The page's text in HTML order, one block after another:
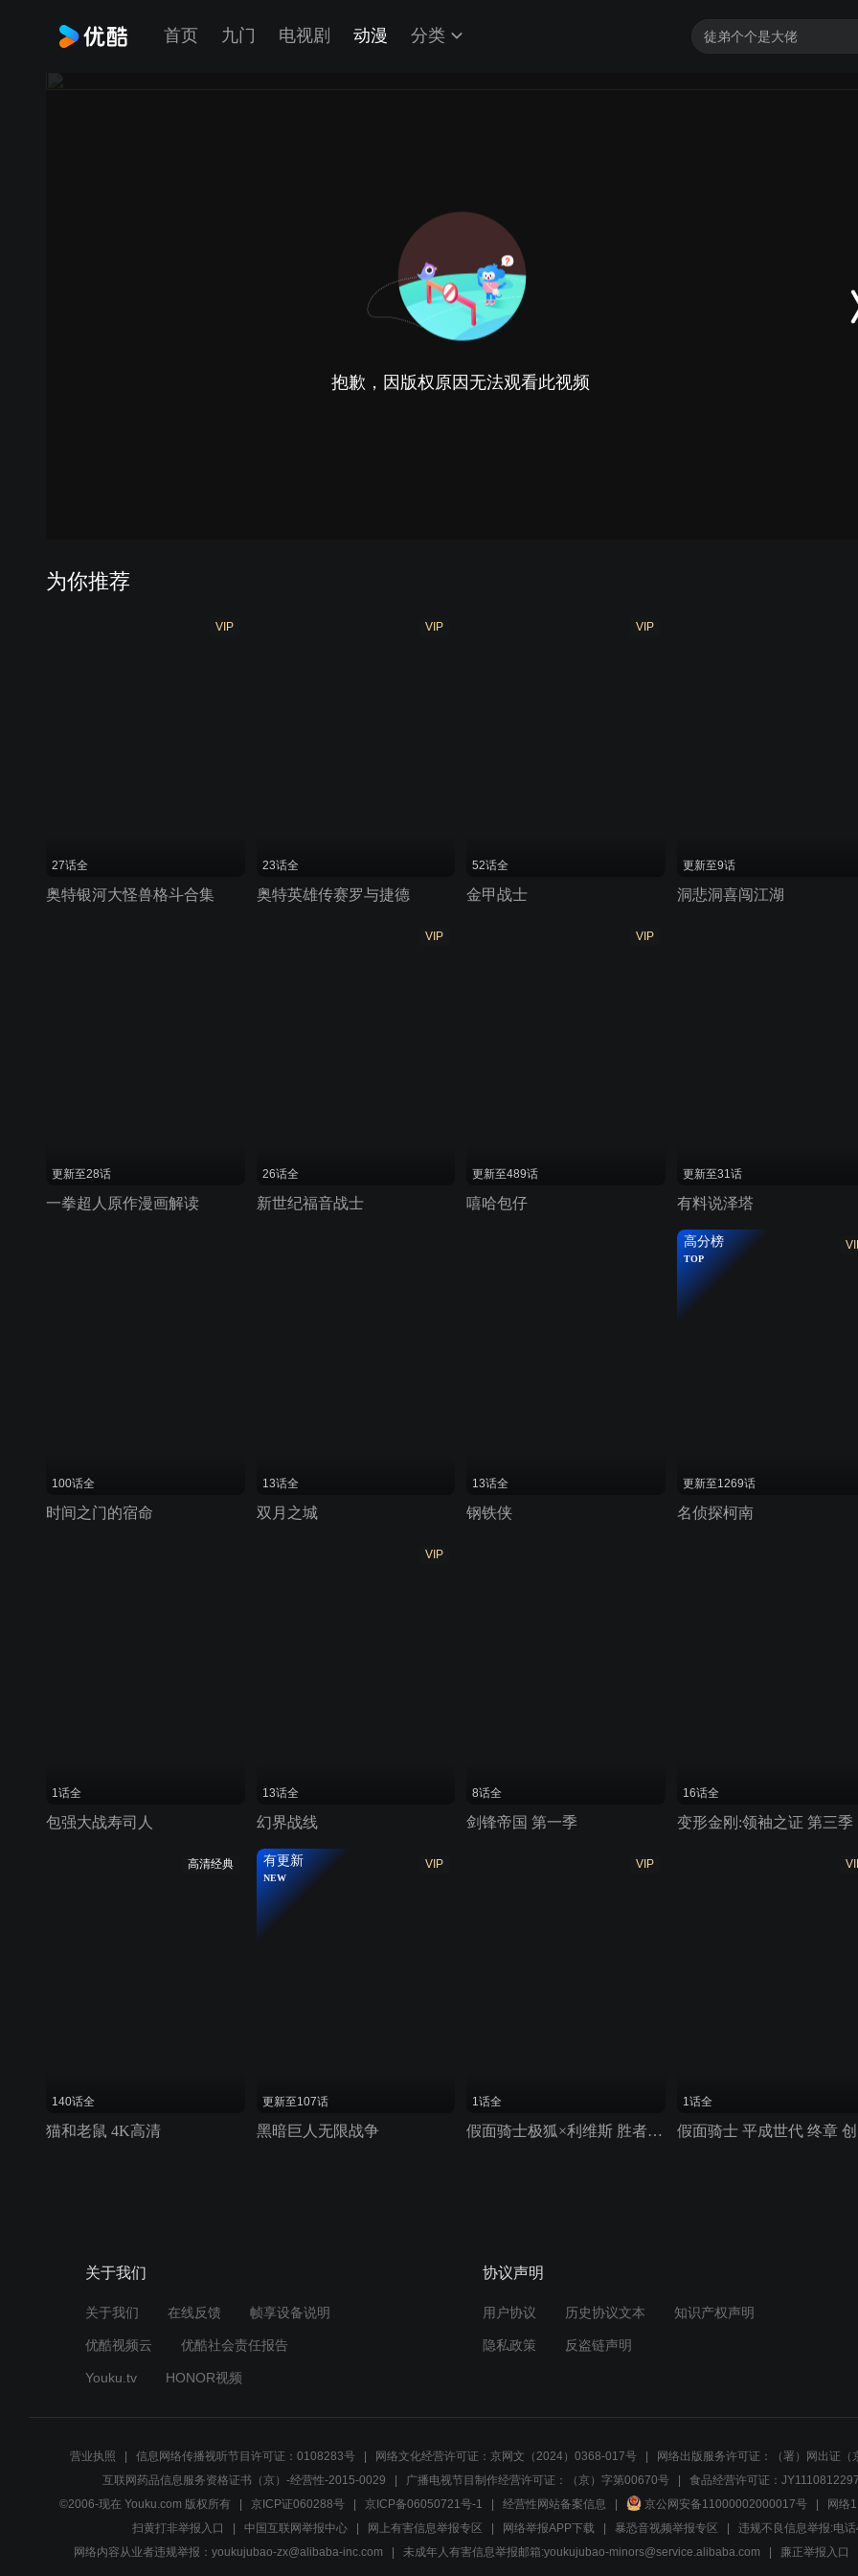
首页 九门 电视剧 动漫 分类
抱歉，因版权原因无法观看此视频
为你推荐
VIP
27话全
奥特银河大怪兽格斗合集
VIP
23话全
奥特英雄传赛罗与捷德
VIP
52话全
金甲战士
更新至9话
洞悲洞喜闯江湖
更新至28话
一拳超人原作漫画解读
VIP
26话全
新世纪福音战士
VIP
更新至489话
嘻哈包仔
更新至31话
有料说泽塔
100话全
时间之门的宿命
13话全
双月之城
13话全
钢铁侠
高分榜
TOP
更新至1269话
名侦探柯南
1话全
包强大战寿司人
VIP
13话全
幻界战线
8话全
剑锋帝国 第一季
16话全
变形金刚:领袖之证 第三季
高清经典
140话全
猫和老鼠 4K高清
VIP
有更新
NEW
更新至107话
黑暗巨人无限战争
VIP
1话全
假面骑士极狐×利维斯 胜者为王
1话全
关于我们
关于我们 在线反馈 帧享设备说明
优酷视频云 优酷社会责任报告
Youku.tv HONOR视频
协议声明
用户协议 历史协议文本 知识产权声明
隐私政策 反盗链声明
营业执照 信息网络传播视听节目许可证：0108283号 网络文化经营许可证：京网文（2024）0368-017号
网络出版服务许可证：（署）网出证（
互联网药品信息服务资格证书（京）-经营性-2015-0029
广播电视节目制作经营许可证：（京）字第00670号
食品经营许可证：
©2006-现在 Youku.com 版权所有
京ICP证060288号 京ICP备06050721号-1 经营性网站备案信息 京公网安备11000002000017号
网络
扫黄打非举报入口
中国互联网举报中心 网上有害信息举报专区 网络举报APP下载 暴恐音视频举报专区
违规不良信息举报:电
网络内容从业者违规举报：youkujubao-zx@alibaba-inc.com
未成年人有害信息举报邮箱:youkujubao-minors@service.alibaba.com 廉正举报入口